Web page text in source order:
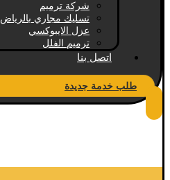
شركة ترميم
تسليك مجاري بالرياض
عزل الايبوكسي
ترميم الفلل
اتصل بنا
طلب خدمة جديدة